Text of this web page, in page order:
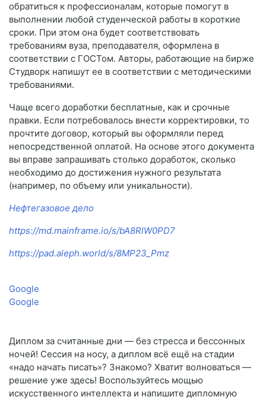
обратиться к профессионалам, которые помогут в
выполнении любой студенческой работы в короткие
сроки. При этом она будет соответствовать
требованиям вуза, преподавателя, оформлена в
соответствии с ГОСТом. Авторы, работающие на бирже
Студворк напишут ее в соответствии с методическими
требованиями.
Чаще всего доработки бесплатные, как и срочные
правки. Если потребовалось внести корректировки, то
прочтите договор, который вы оформляли перед
непосредственной оплатой. На основе этого документа
вы вправе запрашивать столько доработок, сколько
необходимо до достижения нужного результата
(например, по объему или уникальности).
Нефтегазовое дело
https://md.mainframe.io/s/bA8RlW0PD7
https://pad.aleph.world/s/8MP23_Pmz
Google
Google
Диплом за считанные дни — без стресса и бессонных
ночей! Сессия на носу, а диплом всё ещё на стадии
«надо начать писать»? Знакомо? Хватит волноваться —
решение уже здесь! Воспользуйтесь мощью
искусственного интеллекта и напишите дипломную